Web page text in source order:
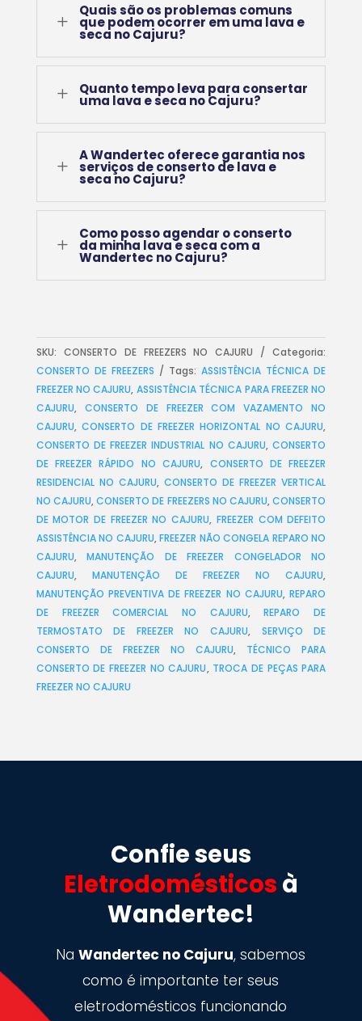
L
Quais são os problemas comuns
que podem ocorrer em uma lava e
seca no Cajuru?
L Quanto tempo leva para consertar
uma lava e seca no Cajuru?
L
A Wandertec oferece garantia nos
serviços de conserto de lava e
seca no Cajuru?
L
Como posso agendar o conserto
da minha lava e seca com a
Wandertec no Cajuru?
SKU: CONSERTO DE FREEZERS NO CAJURU
Categoria:
CONSERTO DE FREEZERS
Tags:ASSISTÊNCIA TÉCNICA DE
FREEZER NO CAJURU, ASSISTÊNCIA TÉCNICA PARA FREEZER NO
CAJURU, CONSERTO DE FREEZER COM VAZAMENTO NO
CAJURU,CONSERTO DE FREEZER HORIZONTAL NO CAJURU,
CONSERTO DE FREEZER INDUSTRIAL NO CAJURU,CONSERTO
DE FREEZER RÁPIDO NO CAJURU, CONSERTO DE FREEZER
RESIDENCIAL NO CAJURU,CONSERTO DE FREEZER VERTICAL
NO CAJURU,CONSERTO DE FREEZERS NO CAJURU,CONSERTO
DE MOTOR DE FREEZER NO CAJURU, FREEZER COM DEFEITO
ASSISTÊNCIA NO CAJURU,FREEZER NÃO CONGELA REPARO NO
CAJURU,MANUTENÇÃO DE FREEZER CONGELADOR NO
CAJURU, MANUTENÇÃO DE FREEZER NO CAJURU,
MANUTENÇÃO PREVENTIVA DE FREEZER NO CAJURU,REPARO
DE FREEZER COMERCIAL NO CAJURU,REPARO DE
TERMOSTATO DE FREEZER NO CAJURU, SERVIÇO DE
CONSERTO DE FREEZER NO CAJURU, TÉCNICO PARA
CONSERTO DE FREEZER NO CAJURU, TROCA DE PEÇAS PARA
FREEZER NO CAJURU
Confie seus
Eletrodomésticos à
Wandertec!
NaWandertec no Cajuru, sabemos
como é importante ter seus
eletrodomésticos funcionando